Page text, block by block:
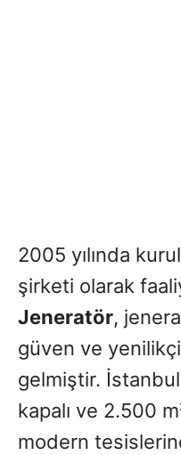
2005 yılında
şirketi olarak
Jeneratör,
güven ve
gelmiştir.
kapalı ve 2.500
modern